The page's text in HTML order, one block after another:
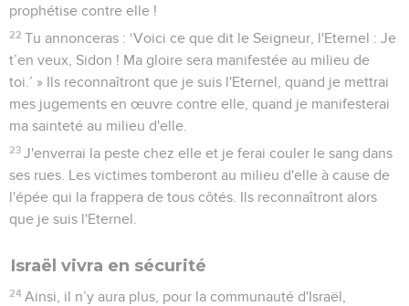
prophétise contre elle !
22 Tu annonceras : ‘Voici ce que dit le Seigneur, l'Eternel : Je
t’en veux, Sidon ! Ma gloire sera manifestée au milieu de
toi.’ » Ils reconnaîtront que je suis l'Eternel, quand je mettrai
mes jugements en œuvre contre elle, quand je manifesterai
ma sainteté au milieu d'elle.
23 J'enverrai la peste chez elle et je ferai couler le sang dans
ses rues. Les victimes tomberont au milieu d'elle à cause de
l'épée qui la frappera de tous côtés. Ils reconnaîtront alors
que je suis l'Eternel.
Israël vivra en sécurité
24 Ainsi, il n’y aura plus, pour la communauté d'Israël,